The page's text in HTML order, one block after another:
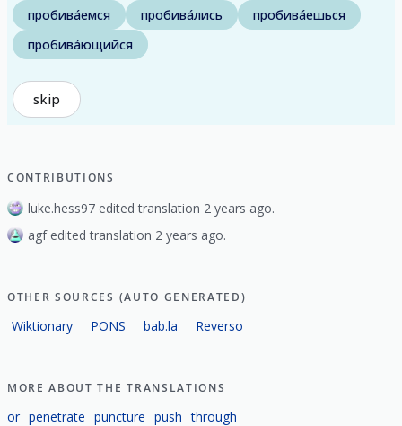
пробива́емся
пробива́лись
пробива́ешься
пробива́ющийся
skip
CONTRIBUTIONS
luke.hess97 edited translation 2 years ago.
agf edited translation 2 years ago.
OTHER SOURCES (AUTO GENERATED)
Wiktionary PONS bab.la Reverso
MORE ABOUT THE TRANSLATIONS
or penetrate puncture push through